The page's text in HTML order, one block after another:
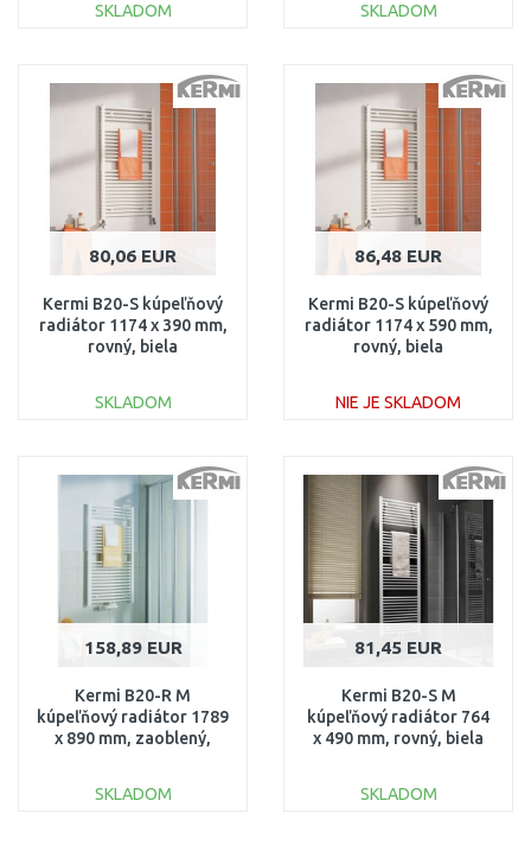
SKLADOM
Porovnať
SKLADOM
Porovnať
80,06 EUR
Kermi B20-S kúpeľňový
radiátor 1174 x 390 mm,
rovný, biela
SKLADOM
Porovnať
86,48 EUR
Kermi B20-S kúpeľňový
radiátor 1174 x 590 mm,
rovný, biela
NIE JE SKLADOM
Porovnať
158,89 EUR
Kermi B20-R M
kúpeľňový radiátor 1789
x 890 mm, zaoblený,
SKLADOM
81,45 EUR
Kermi B20-S M
kúpeľňový radiátor 764
x 490 mm, rovný, biela
SKLADOM